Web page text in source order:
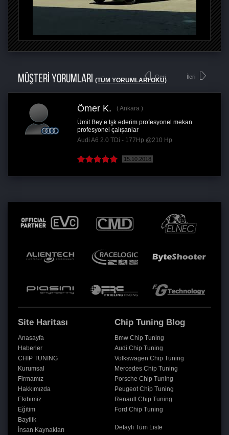
MÜŞTERİ YORUMLARI (TÜM YORUMLARI OKU)
Geri
Ömer K.
Ankara
Ümit Bey’e tşk ederim profesyonel mekan
profesyonel çalışanlar
Audi A6 2.0 TDi - 177Hp @210 Hp
15.10.2018
İleri
Site Haritası
Anasayfa
Haberler
CHIP TUNING
Kurumsal
Firmamız
Hakkımızda
Ekibimiz
Eğitim
Bayilik
İnsan Kaynakları
Chip Tuning Blog
Bmw Chip Tuning
Audi Chip Tuning
Volkswagen Chip Tuning
Mercedes Chip Tuning
Porsche Chip Tuning
Peugeot Chip Tuning
Renault Chip Tuning
Ford Chip Tuning
Detaylı Tüm Liste